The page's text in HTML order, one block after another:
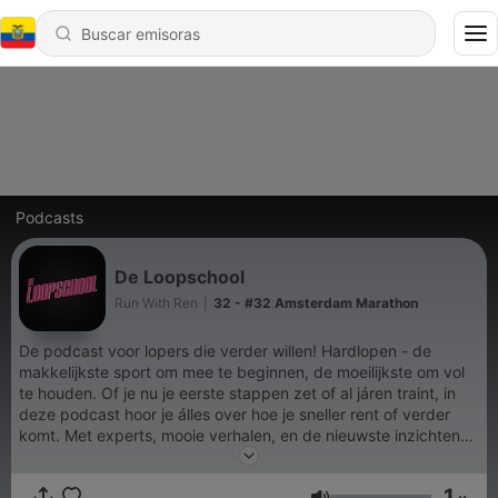
Podcasts
De Loopschool
Run With Ren 32 - #32 Amsterdam Marathon
De podcast voor lopers die verder willen! Hardlopen - de
makkelijkste sport om mee te beginnen, de moeilijkste om vol
te houden. Of je nu je eerste stappen zet of al járen traint, in
deze podcast hoor je álles over hoe je sneller rent of verder
komt. Met experts, mooie verhalen, en de nieuwste inzichten
uit de wereld van de hardloperij. Download de REN app via